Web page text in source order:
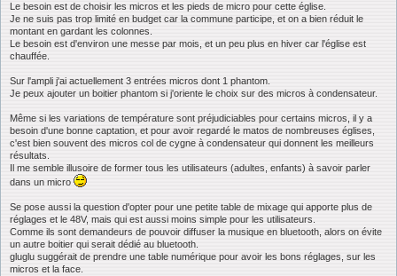
Le besoin est de choisir les micros et les pieds de micro pour cette église.
Je ne suis pas trop limité en budget car la commune participe, et on a bien réduit le
montant en gardant les colonnes.
Le besoin est d'environ une messe par mois, et un peu plus en hiver car l'église est
chauffée.
Sur l'ampli j'ai actuellement 3 entrées micros dont 1 phantom.
Je peux ajouter un boitier phantom si j'oriente le choix sur des micros à condensateur.
Même si les variations de température sont préjudiciables pour certains micros, il y a
besoin d'une bonne captation, et pour avoir regardé le matos de nombreuses églises,
c'est bien souvent des micros col de cygne à condensateur qui donnent les meilleurs
résultats.
Il me semble illusoire de former tous les utilisateurs (adultes, enfants) à savoir parler
dans un micro
Se pose aussi la question d'opter pour une petite table de mixage qui apporte plus de
réglages et le 48V, mais qui est aussi moins simple pour les utilisateurs.
Comme ils sont demandeurs de pouvoir diffuser la musique en bluetooth, alors on évite
un autre boitier qui serait dédié au bluetooth.
gluglu suggérait de prendre une table numérique pour avoir les bons réglages, sur les
micros et la face.